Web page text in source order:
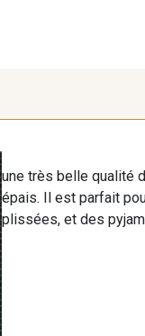
une très belle qualité
épais. Il est parfait
plissées, et des